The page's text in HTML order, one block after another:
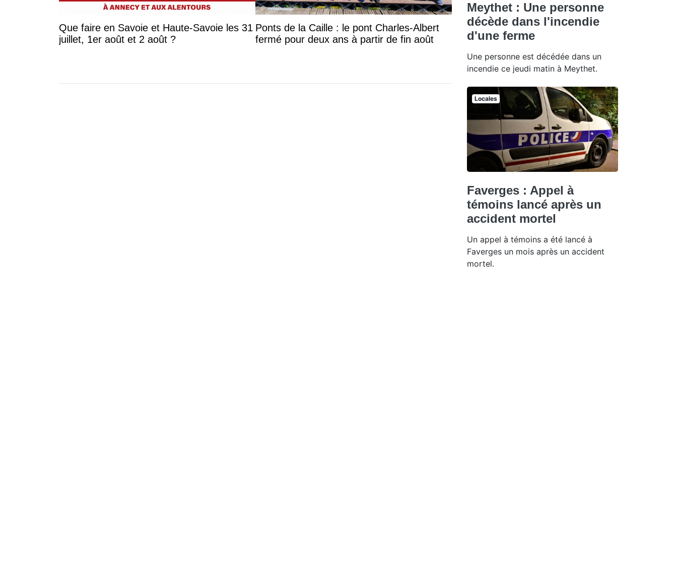
Que faire en Savoie et Haute-Savoie les 31
juillet, 1er août et 2 août ?
Ponts de la Caille : le pont Charles-Albert
fermé pour deux ans à partir de fin août
Meythet : Une personne
décède dans l'incendie
d'une ferme
Une personne est décédée dans un
incendie ce jeudi matin à Meythet.
Locales
Faverges : Appel à
témoins lancé après un
accident mortel
Un appel à témoins a été lancé à
Faverges un mois après un accident
mortel.